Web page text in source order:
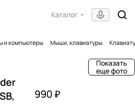
Каталог
и компьютеры Мыши, клавиатуры
Показать
еще фото
990 ₽